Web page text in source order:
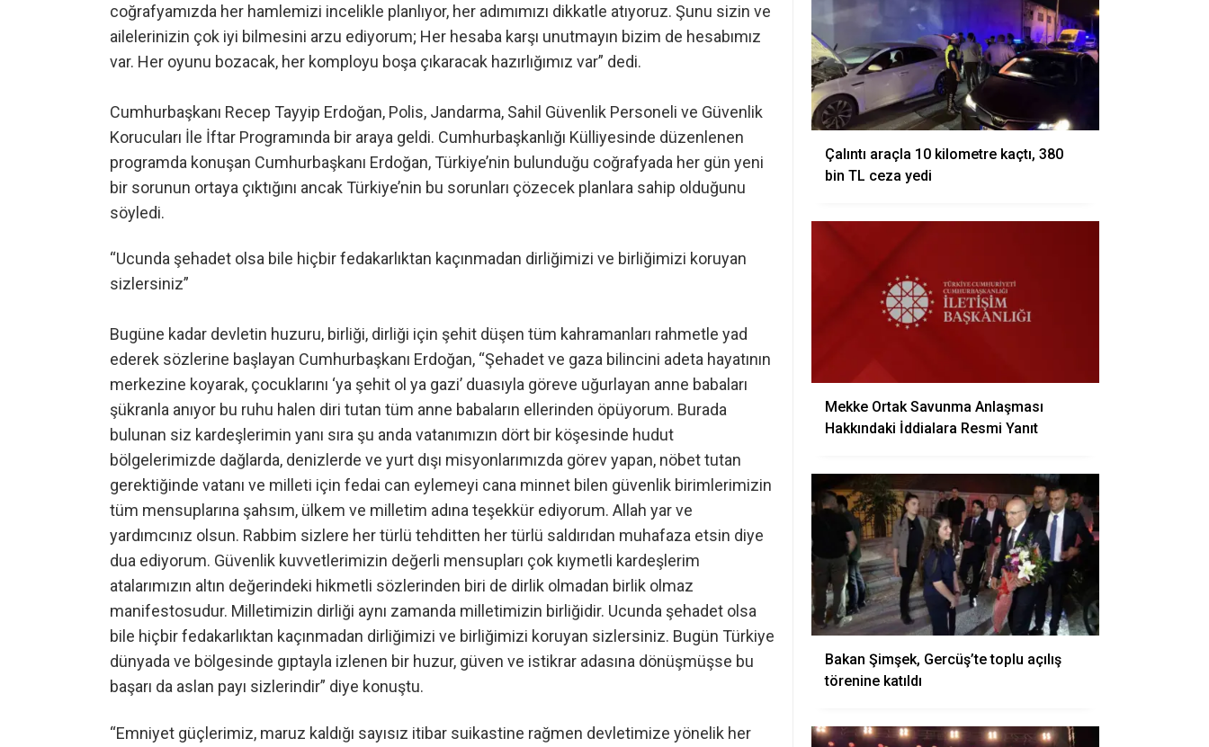
coğrafyamızda her hamlemizi incelikle planlıyor, her adımımızı dikkatle atıyoruz. Şunu sizin ve
ailelerinizin çok iyi bilmesini arzu ediyorum; Her hesaba karşı unutmayın bizim de hesabımız
var. Her oyunu bozacak, her komployu boşa çıkaracak hazırlığımız var” dedi.
Cumhurbaşkanı Recep Tayyip Erdoğan, Polis, Jandarma, Sahil Güvenlik Personeli ve Güvenlik
Korucuları İle İftar Programında bir araya geldi. Cumhurbaşkanlığı Külliyesinde düzenlenen
programda konuşan Cumhurbaşkanı Erdoğan, Türkiye’nin bulunduğu coğrafyada her gün yeni
bir sorunun ortaya çıktığını ancak Türkiye’nin bu sorunları çözecek planlara sahip olduğunu
söyledi.
“Ucunda şehadet olsa bile hiçbir fedakarlıktan kaçınmadan dirliğimizi ve birliğimizi koruyan
sizlersiniz”
Bugüne kadar devletin huzuru, birliği, dirliği için şehit düşen tüm kahramanları rahmetle yad
ederek sözlerine başlayan Cumhurbaşkanı Erdoğan, “Şehadet ve gaza bilincini adeta hayatının
merkezine koyarak, çocuklarını ‘ya şehit ol ya gazi’ duasıyla göreve uğurlayan anne babaları
şükranla anıyor bu ruhu halen diri tutan tüm anne babaların ellerinden öpüyorum. Burada
bulunan siz kardeşlerimin yanı sıra şu anda vatanımızın dört bir köşesinde hudut
bölgelerimizde dağlarda, denizlerde ve yurt dışı misyonlarımızda görev yapan, nöbet tutan
gerektiğinde vatanı ve milleti için fedai can eylemeyi cana minnet bilen güvenlik birimlerimizin
tüm mensuplarına şahsım, ülkem ve milletim adına teşekkür ediyorum. Allah yar ve
yardımcınız olsun. Rabbim sizlere her türlü tehditten her türlü saldırıdan muhafaza etsin diye
dua ediyorum. Güvenlik kuvvetlerimizin değerli mensupları çok kıymetli kardeşlerim
atalarımızın altın değerindeki hikmetli sözlerinden biri de dirlik olmadan birlik olmaz
manifestosudur. Milletimizin dirliği aynı zamanda milletimizin birliğidir. Ucunda şehadet olsa
bile hiçbir fedakarlıktan kaçınmadan dirliğimizi ve birliğimizi koruyan sizlersiniz. Bugün Türkiye
dünyada ve bölgesinde gıptayla izlenen bir huzur, güven ve istikrar adasına dönüşmüşse bu
başarı da aslan payı sizlerindir” diye konuştu.
“Emniyet güçlerimiz, maruz kaldığı sayısız itibar suikastine rağmen devletimize yönelik her
Çalıntı araçla 10 kilometre kaçtı, 380
bin TL ceza yedi
Mekke Ortak Savunma Anlaşması
Hakkındaki İddialara Resmi Yanıt
Bakan Şimşek, Gercüş’te toplu açılış
törenine katıldı